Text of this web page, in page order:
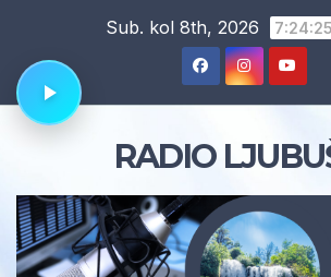
content
Sub. kol 8th, 2026
RADIO